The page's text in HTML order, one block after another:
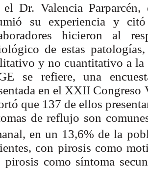
el Dr. Valencia
su experiencia y
hicieron al
de estas
y no cuantitativo a la
se refiere, una
en el XXII Congreso
que 137 de ellos
de reflujo son
en un 13,6% de la
con pirosis como
pirosis como síntoma